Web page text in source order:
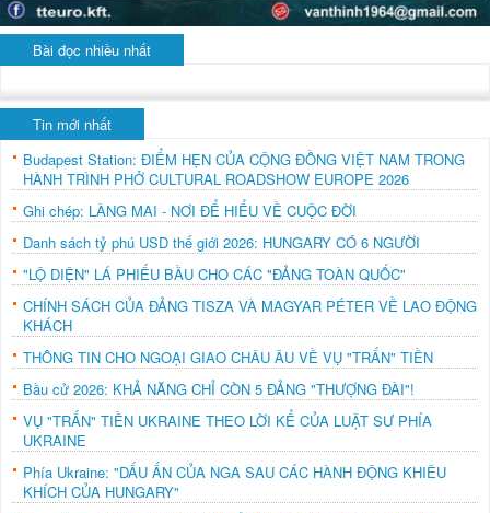
Bài đọc nhiều nhất
Tin mới nhất
Budapest Station: ĐIỂM HẸN CỦA CỘNG ĐỒNG VIỆT NAM TRONG
HÀNH TRÌNH PHỞ CULTURAL ROADSHOW EUROPE 2026
Ghi chép: LÀNG MAI - NƠI ĐỂ HIỂU VỀ CUỘC ĐỜI
Danh sách tỷ phú USD thế giới 2026: HUNGARY CÓ 6 NGƯỜI
"LỘ DIỆN" LÁ PHIẾU BẦU CHO CÁC "ĐẢNG TOÀN QUỐC"
CHÍNH SÁCH CỦA ĐẢNG TISZA VÀ MAGYAR PÉTER VỀ LAO ĐỘNG
KHÁCH
THÔNG TIN CHO NGOẠI GIAO CHÂU ÂU VỀ VỤ "TRẤN" TIỀN
Bầu cử 2026: KHẢ NĂNG CHỈ CÒN 5 ĐẢNG "THƯỢNG ĐÀI"!
VỤ "TRẤN" TIỀN UKRAINE THEO LỜI KỂ CỦA LUẬT SƯ PHÍA
UKRAINE
Phía Ukraine: "DẤU ẤN CỦA NGA SAU CÁC HÀNH ĐỘNG KHIÊU
KHÍCH CỦA HUNGARY"